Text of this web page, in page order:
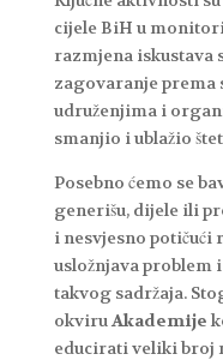
cijele BiH u
razmjena iskustava
zagovaranje
udruženjima i
smanjio i ublažio
Posebno ćemo se
generišu, dijele ili
i nesvjesno potičući
usložnjava problem
takvog sadržaja.
okviruAkademije
educirati veliki broj